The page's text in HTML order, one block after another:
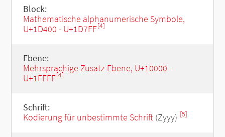
Block:
Mathematische alphanumerische Symbole,
U+1D400 - U+1D7FF[4]
Ebene:
Mehrsprachige Zusatz-Ebene, U+10000 -
U+1FFFF[4]
Schrift:
Kodierung für unbestimmte Schrift(Zyyy) [5]